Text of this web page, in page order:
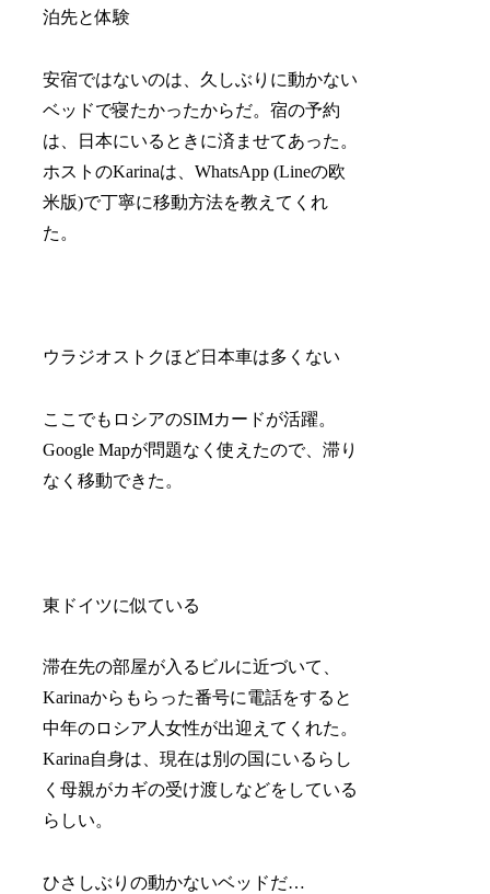
泊先と体験
安宿ではないのは、久しぶりに動かない
ベッドで寝たかったからだ。宿の予約
は、日本にいるときに済ませてあった。
ホストのKarinaは、WhatsApp (Lineの欧
米版)で丁寧に移動方法を教えてくれ
た。
ウラジオストクほど日本車は多くない
ここでもロシアのSIMカードが活躍。
Google Mapが問題なく使えたので、滞り
なく移動できた。
東ドイツに似ている
滞在先の部屋が入るビルに近づいて、
Karinaからもらった番号に電話をすると
中年のロシア人女性が出迎えてくれた。
Karina自身は、現在は別の国にいるらし
く母親がカギの受け渡しなどをしている
らしい。
ひさしぶりの動かないベッドだ…